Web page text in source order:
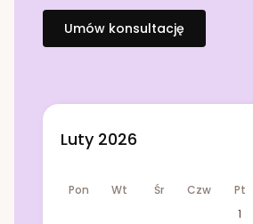
Umów konsultację
Luty 2026
Pon Wt Śr Czw Pt
1